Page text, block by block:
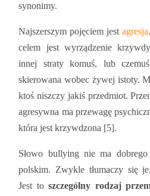
synonimy.
Najszerszym pojęciem jestagresja
celem jest wyrządzenie
innej straty komuś, lub
skierowana wobec żywej istoty.
ktoś niszczy jakiś przedmiot.
agresywna ma przewagę
która jest krzywdzona [5].
Słowo bullying nie ma
polskim. Zwykle tłumaczy się
Jest toszczególny rodzaj